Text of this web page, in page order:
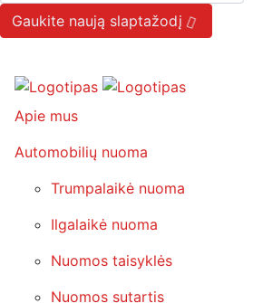
Gaukite naują slaptažodį
Apie mus
Automobilių nuoma
Trumpalaikė nuoma
Ilgalaikė nuoma
Nuomos taisyklės
Nuomos sutartis